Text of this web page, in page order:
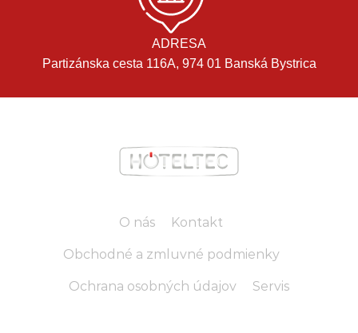
ADRESA
Partizánska cesta 116A, 974 01 Banská Bystrica
O nás Kontakt
Obchodné a zmluvné podmienky
Ochrana osobných údajov Servis